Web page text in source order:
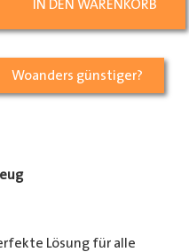
IN DEN WARENKORB
Woanders günstiger?
Lösung für alle